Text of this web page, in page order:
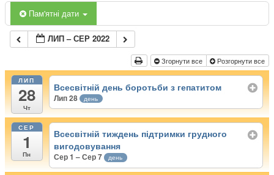
Пам'ятні дати
ЛИП – СЕР 2022
Згорнути все Розгорнути все
ЛИП
28
Чт
Всесвітній день боротьби з гепатитом
Лип 28 день
СЕР
1
Пн
Всесвітній тиждень підтримки грудного
вигодовування
Сер 1 – Сер 7 день